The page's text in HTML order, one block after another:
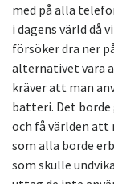
med på alla
i dagens värld då
försöker dra ner
alternativet vara
kräver att man
batteri. Det
och få världen att
som alla borde
som skulle